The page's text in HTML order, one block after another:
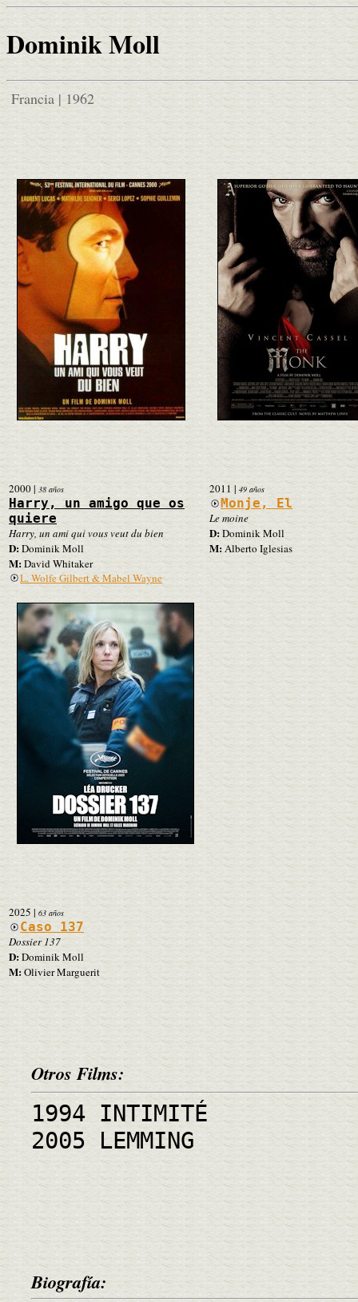
Dominik Moll
Francia | 1962
2000| 38 años
Harry, un amigo que os
quiere
Harry, un ami qui vous veut du bien
D:Dominik Moll
M:David Whitaker
L. Wolfe Gilbert & Mabel Wayne
2011 | 49 años
Monje, El
Le moine
D:Dominik Moll
M:Alberto Iglesias
2025 | 63 años
Caso 137
Dossier 137
D:Dominik Moll
M: Olivier Marguerit
Otros Films:
1994 INTIMITÉ
2005 LEMMING
Biografía: